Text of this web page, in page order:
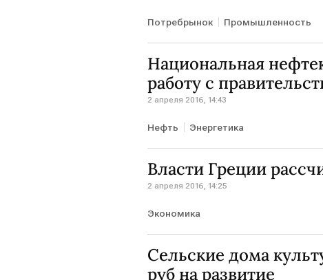
Потребрынок Промышленность
Национальная
работу с
2 апреля 2016, 14:43
Нефть Энергетика
Власти Греции
2 апреля 2016, 14:25
Экономика
Сельские дома
руб на развитие